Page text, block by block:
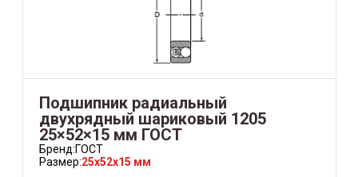
Подшипник радиальный
двухрядный шариковый 1205
25×52×15 мм ГОСТ
Бренд:ГОСТ
Размер:25x52x15 мм